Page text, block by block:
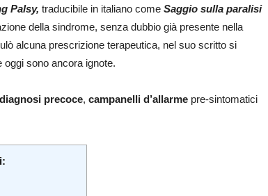
Palsy, traducibile in italiano come Saggio sulla paralisi
della sindrome, senza dubbio già presente nella
alcuna prescrizione terapeutica, nel suo scritto si
sono ancora ignote.
diagnosi precoce, campanelli d’allarme pre-sintomatici